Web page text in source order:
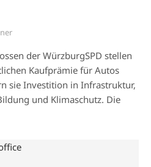
der WürzburgSPD stellen
Kaufprämie für Autos
sie Investition in Infrastruktur,
und Klimaschutz. Die